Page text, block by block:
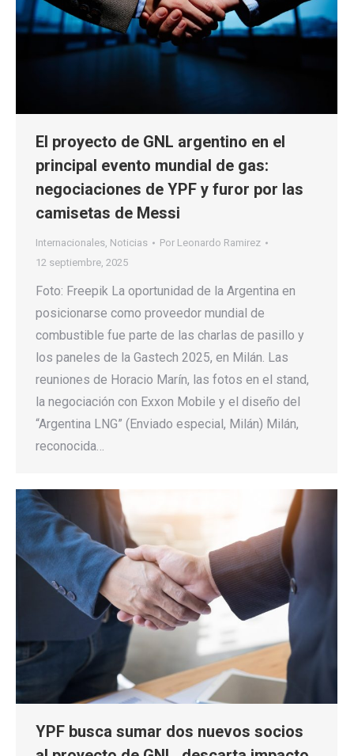
El proyecto de GNL argentino en el
principal evento mundial de gas:
negociaciones de YPF y furor por las
camisetas de Messi
Internacionales, Noticias Por Leonardo Ramirez
12 septiembre, 2025
Foto: Freepik La oportunidad de la Argentina en
posicionarse como proveedor mundial de
combustible fue parte de las charlas de pasillo y
los paneles de la Gastech 2025, en Milán. Las
reuniones de Horacio Marín, las fotos en el stand,
la negociación con Exxon Mobile y el diseño del
“Argentina LNG” (Enviado especial, Milán) Milán,
reconocida…
Y PF busca sumar dos nuevos socios